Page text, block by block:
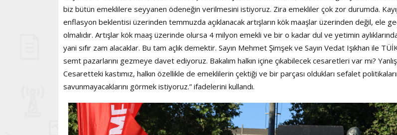
biz bütün emeklilere seyyanen ödeneğin verilmesini istiyoruz. Zira emekliler çok zor durumda.
enflasyon beklentisi üzerinden temmuzda açıklanacak artışların kök maaşlar üzerinden değil, ele
olmalıdır. Artışlar kök maaş üzerinde olursa 4 milyon emekli ve bir o kadar dul ve yetimin
yani sıfır zam alacaklar. Bu tam açlık demektir. Sayın Mehmet Şimşek ve Sayın Vedat Işıkhan ile
semt pazarlarını gezmeye davet ediyoruz. Bakalım halkın içine çıkabilecek cesaretleri var mı? Yanlış
Cesaretteki kastımız, halkın özellikle de emeklilerin çektiği ve bir parçası oldukları sefalet
savunmayacaklarını görmek istiyoruz.” ifadelerini kullandı.